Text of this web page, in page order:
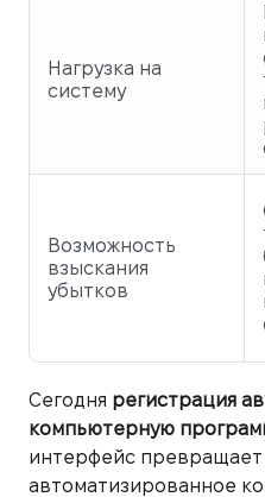
Нагрузка на
систему
Возможность
взыскания
убытков
Сегодня регистрация
компьютерную
интерфейс
автоматизированное